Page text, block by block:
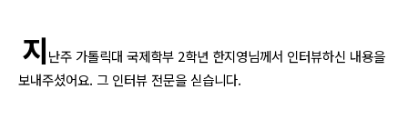
지난주 가톨릭대 국제학부 2학년 한지영님께서 인터뷰하신 내용을
보내주셨어요. 그 인터뷰 전문을 싣습니다.